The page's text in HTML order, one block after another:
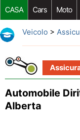
CASA Cars Moto
Riparazione Auto
Veicolo >
Automobile
Alberta